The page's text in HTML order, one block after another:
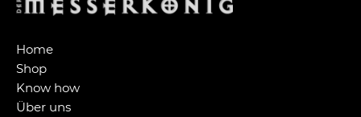
Home
Shop
Know how
Über uns